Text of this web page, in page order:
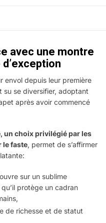
avec une montre
envol depuis leur première
su se diversifier, adoptant
après avoir commencé
un choix privilégié par les
le faste, permet de s’affirmer
sur un sublime
protège un cadran
de richesse et de statut